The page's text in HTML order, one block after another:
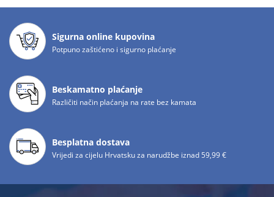
Sigurna online kupovina
Potpuno zaštićeno i sigurno plaćanje
Beskamatno plaćanje
Različiti način plaćanja na rate bez kamata
Besplatna dostava
Vrijedi za cijelu Hrvatsku za narudžbe iznad 59,99 €